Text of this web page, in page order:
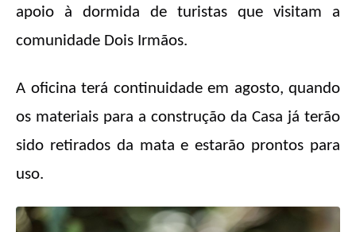
apoio à dormida de turistas que visitam a
comunidade Dois Irmãos.
A oficina terá continuidade em agosto, quando
os materiais para a construção da Casa já terão
sido retirados da mata e estarão prontos para
uso.